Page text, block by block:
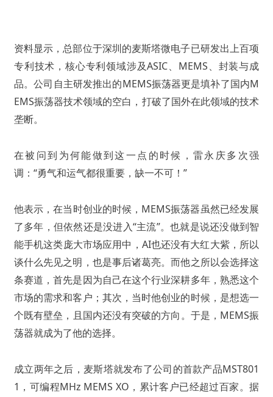
资料显示，总部位于深圳的麦斯塔微电子已研发出上百项
专利技术，核心专利领域涉及ASIC、MEMS、封装与成
品。公司自主研发推出的MEMS振荡器更是填补了国内M
EMS振荡器技术领域的空白，打破了国外在此领域的技术
垄断。
在被问到为何能做到这一点的时候，雷永庆多次强
调：“勇气和运气都很重要，缺一不可！”
他表示，在当时创业的时候，MEMS振荡器虽然已经发展
了多年，但依然还是没进入“主流”。也就是说还没做到智
能手机这类庞大市场应用中，AI也还没有大红大紫，所以
谈什么先见之明，也是事后诸葛亮。而他之所以会选择这
条赛道，首先是因为自己在这个行业深耕多年，熟悉这个
市场的需求和客户；其次，当时他创业的时候，是想选一
个既有壁垒，且国内还没有突破的方向。于是，MEMS振
荡器就成为了他的选择。
成立两年之后，麦斯塔就发布了公司的首款产品MST801
1，可编程MHz MEMS XO，累计客户已经超过百家。据